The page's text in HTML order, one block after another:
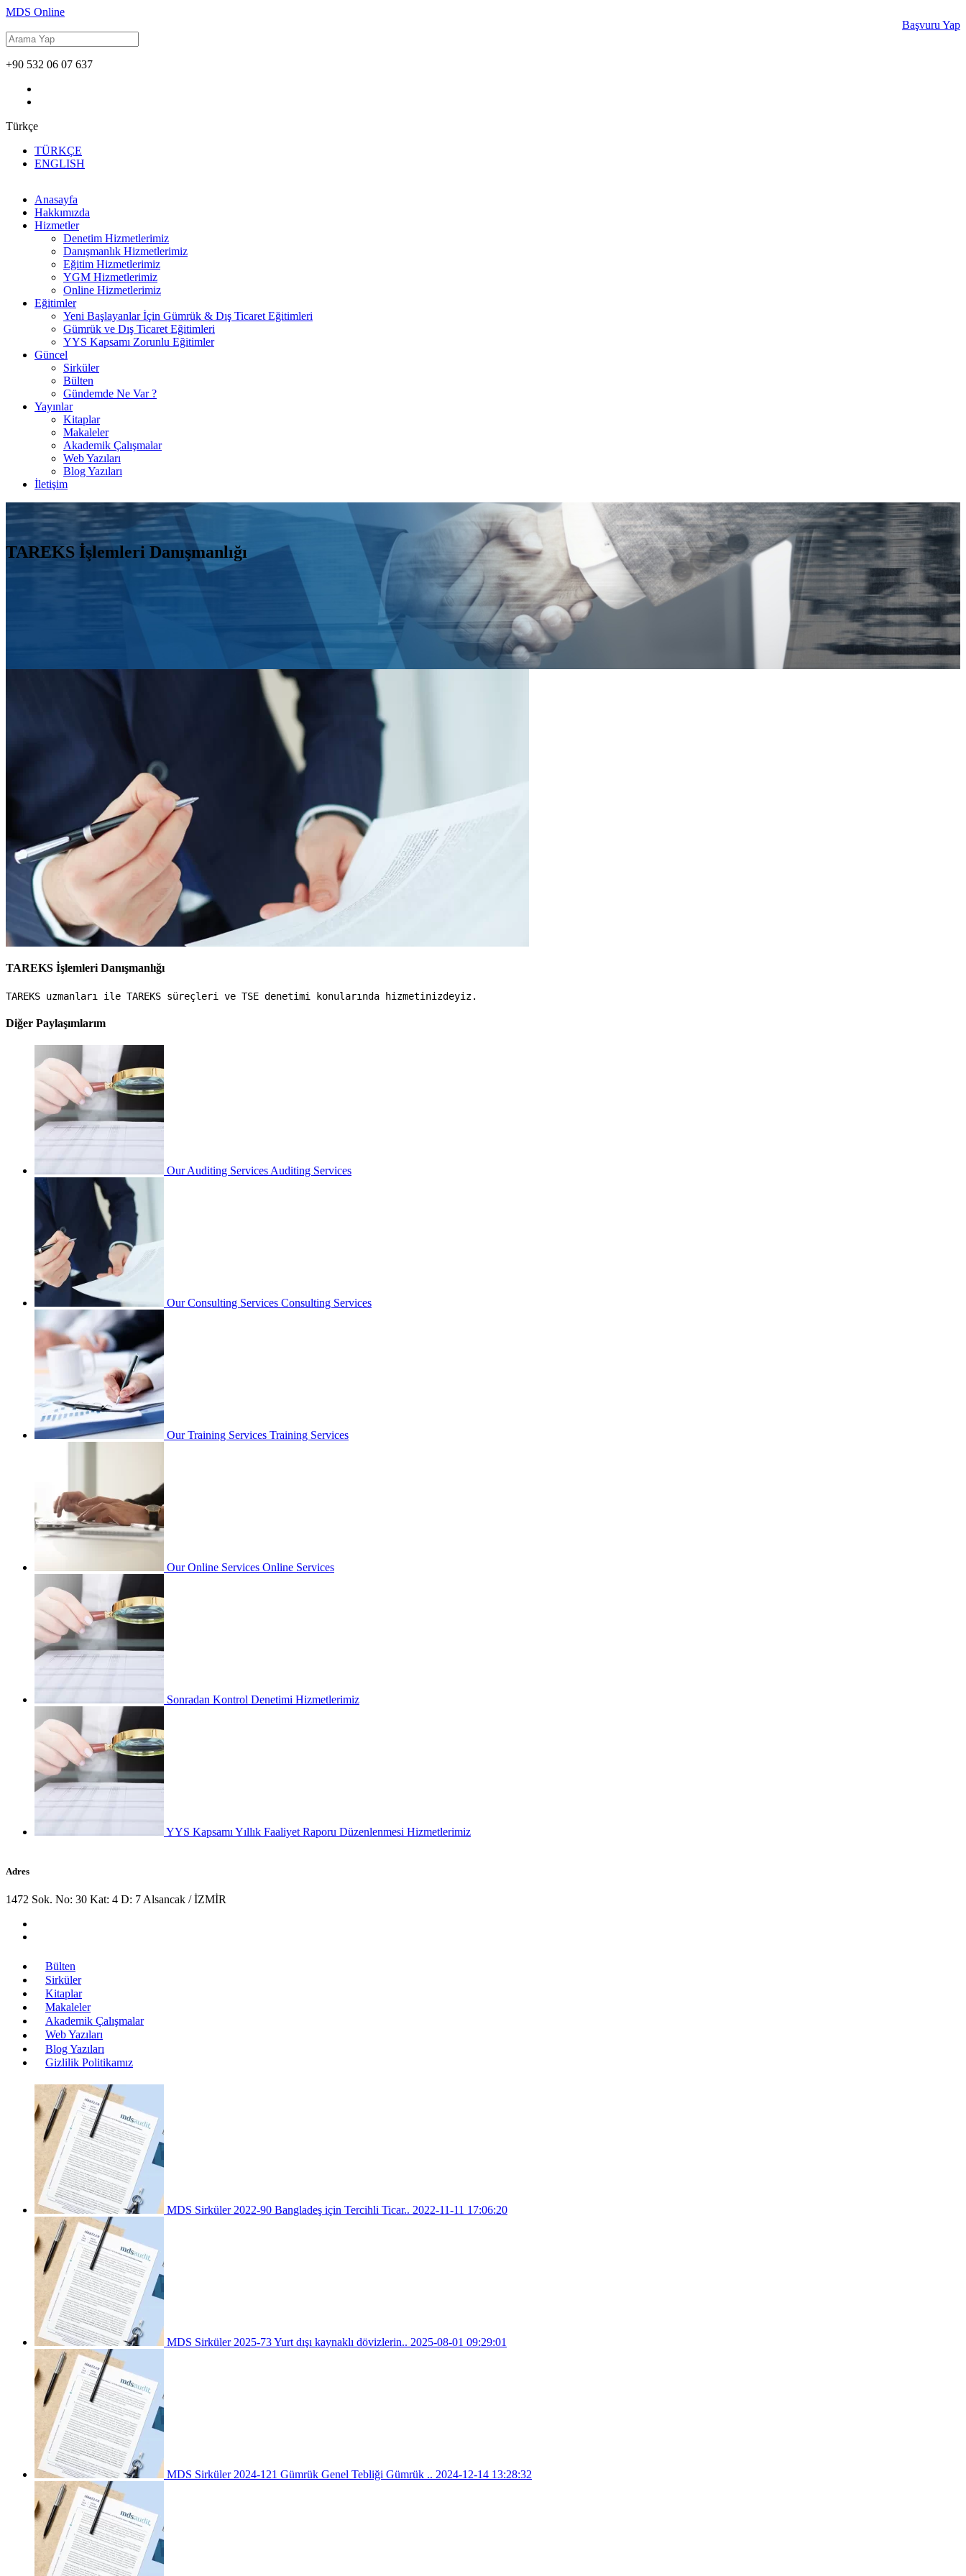
MDS Online
Başvuru Yap
+90 532 06 07 637
Türkçe
TÜRKÇE
ENGLISH
Anasayfa
Hakkımızda
Hizmetler
Denetim Hizmetlerimiz
Danışmanlık Hizmetlerimiz
Eğitim Hizmetlerimiz
YGM Hizmetlerimiz
Online Hizmetlerimiz
Eğitimler
Yeni Başlayanlar İçin Gümrük & Dış Ticaret Eğitimleri
Gümrük ve Dış Ticaret Eğitimleri
YYS Kapsamı Zorunlu Eğitimler
Güncel
Sirküler
Bülten
Gündemde Ne Var ?
Yayınlar
Kitaplar
Makaleler
Akademik Çalışmalar
Web Yazıları
Blog Yazıları
İletişim
TAREKS İşlemleri Danışmanlığı
TAREKS İşlemleri Danışmanlığı
TAREKS uzmanları ile TAREKS süreçleri ve TSE denetimi konularında hizmetinizdeyiz.
Diğer Paylaşımlarım
Our Auditing Services Auditing Services
Our Consulting Services Consulting Services
Our Training Services Training Services
Our Online Services Online Services
Sonradan Kontrol Denetimi Hizmetlerimiz
YYS Kapsamı Yıllık Faaliyet Raporu Düzenlenmesi Hizmetlerimiz
Adres
1472 Sok. No: 30 Kat: 4 D: 7 Alsancak / İZMİR
Bülten
Sirküler
Kitaplar
Makaleler
Akademik Çalışmalar
Web Yazıları
Blog Yazıları
Gizlilik Politikamız
MDS Sirküler 2022-90 Bangladeş için Tercihli Ticar.. 2022-11-11 17:06:20
MDS Sirküler 2025-73 Yurt dışı kaynaklı dövizlerin.. 2025-08-01 09:29:01
MDS Sirküler 2024-121 Gümrük Genel Tebliği Gümrük .. 2024-12-14 13:28:32